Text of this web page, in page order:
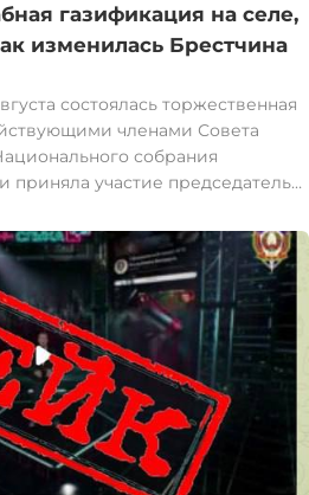
газификация на селе,
изменилась Брестчина
состоялась торжественная
членами Совета
собрания
приняла участие председатель
Брестской области,
избраны и работали в Совете
с 1997 года интересы
человек: 36 мужчин и 23
это время в юго-западном
в стране свободная
созданы условия для развития
индустрии, проведена
в сельской местности и
учреждений здравоохранения.